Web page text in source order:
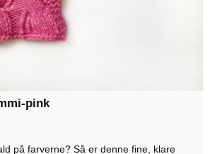
pink
på farverne? Så er denne fine, klare